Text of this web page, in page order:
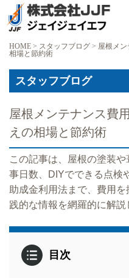
HOME > スタッフブログ > 屋根メ
相場と節約術
スタッフブログ
屋根メンテナンス費
えの相場と節約術
この記事は、屋根の塗装
事日数、DIYでできる点検
助成金利用法まで、費用
践的な情報を網羅的に解説
目次